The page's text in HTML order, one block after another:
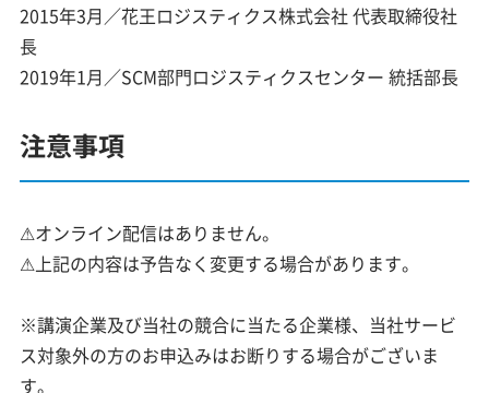
2015年3月／花王ロジスティクス株式会社 代表取締役社
長
2019年1月／SCM部門ロジスティクスセンター 統括部長
注意事項
⚠オンライン配信はありません。
⚠上記の内容は予告なく変更する場合があります。
※講演企業及び当社の競合に当たる企業様、当社サービ
ス対象外の方のお申込みはお断りする場合がございま
す。